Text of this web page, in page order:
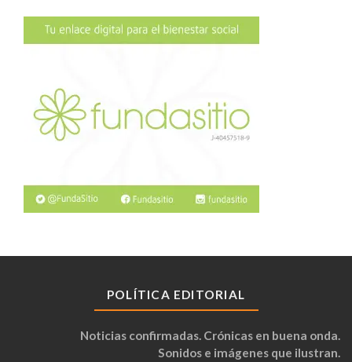
POLÍTICA EDITORIAL
Noticias confirmadas. Crónicas en buena onda.
Sonidos e imágenes que ilustran.